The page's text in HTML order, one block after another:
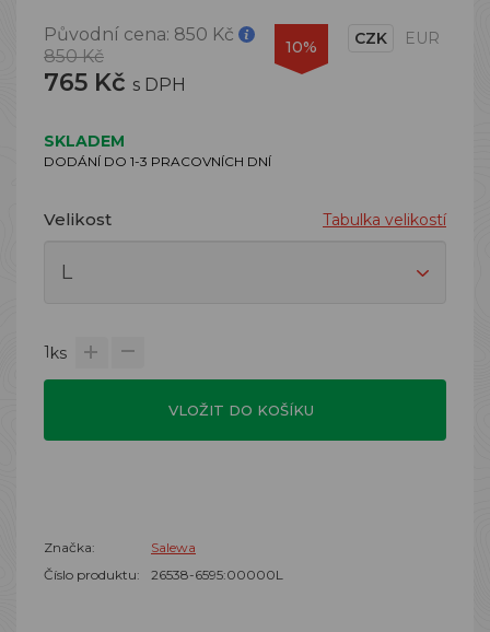
Původní cena: 850 Kč
850 Kč
765 Kč s DPH
10% CZK EUR
SKLADEM
DODÁNÍ DO 1-3 PRACOVNÍCH DNÍ
Velikost Tabulka velikostí
1ks
VLOŽIT DO KOŠÍKU
Značka:
Salewa
Číslo produktu:
26538-6595:00000L